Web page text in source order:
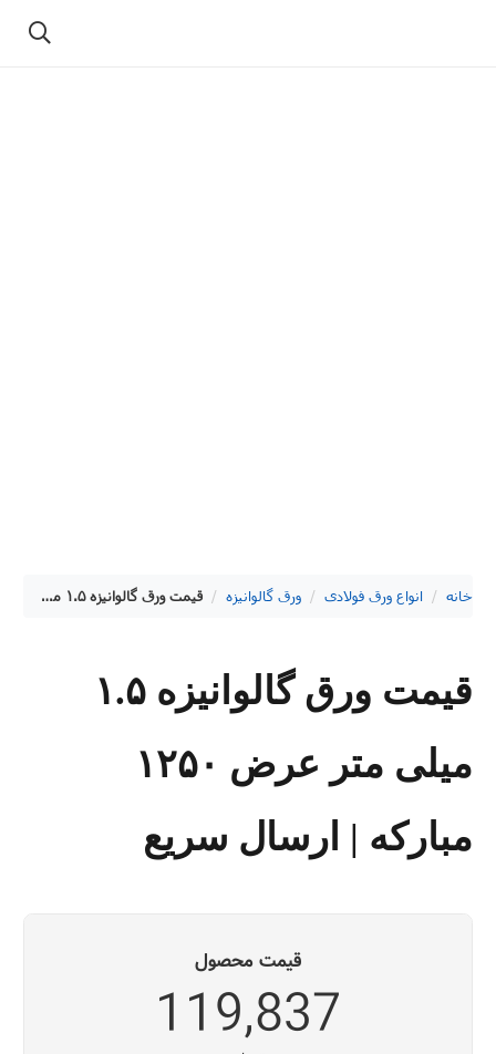
خانه / انواع ورق فولادی / ورق گالوانیزه / قیمت ورق گالوانیزه ۱.۵ میلی متر عرض ۱۲۵۰ مبارکه | ارسال سریع
قیمت ورق گالوانیزه ۱.۵
میلی متر عرض ۱۲۵۰
مبارکه | ارسال سریع
قیمت محصول
119,837